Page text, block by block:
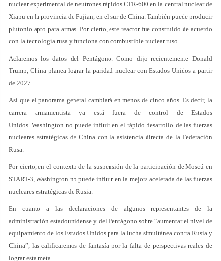
nuclear experimental de neutrones rápidos CFR-600 en la central nuclear de
Xiapu en la provincia de Fujian, en el sur de China. También puede producir
plutonio apto para armas. Por cierto, este reactor fue construido de acuerdo
con la tecnología rusa y funciona con combustible nuclear ruso.
Aclaremos los datos del Pentágono. Como dijo recientemente Donald
Trump, China planea lograr la paridad nuclear con Estados Unidos a partir
de 2027.
Así que el panorama general cambiará en menos de cinco años. Es decir, la
carrera armamentista ya está fuera de control de Estados
Unidos. Washington no puede influir en el rápido desarrollo de las fuerzas
nucleares estratégicas de China con la asistencia directa de la Federación
Rusa.
Por cierto, en el contexto de la suspensión de la participación de Moscú en
START-3, Washington no puede influir en la mejora acelerada de las fuerzas
nucleares estratégicas de Rusia.
En cuanto a las declaraciones de algunos representantes de la
administración estadounidense y del Pentágono sobre “aumentar el nivel de
equipamiento de los Estados Unidos para la lucha simultánea contra Rusia y
China”, las calificaremos de fantasía por la falta de perspectivas reales de
lograr esta meta.